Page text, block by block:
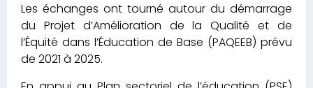
Les échanges ont tourné autour du démarrage
du Projet d’Amélioration de la Qualité et de
l’Équité dans l’Éducation de Base (PAQEEB) prévu
de 2021 à 2025.